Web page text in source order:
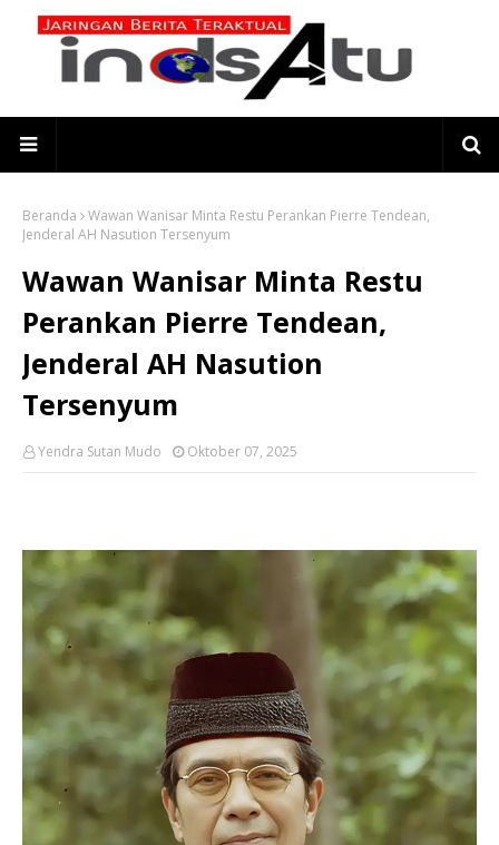
Beranda
Wawan Wanisar Minta Restu Perankan Pierre Tendean,
Jenderal AH Nasution Tersenyum
Wawan Wanisar Minta Restu
Perankan Pierre Tendean,
Jenderal AH Nasution
Tersenyum
Yendra Sutan Mudo Oktober 07, 2025